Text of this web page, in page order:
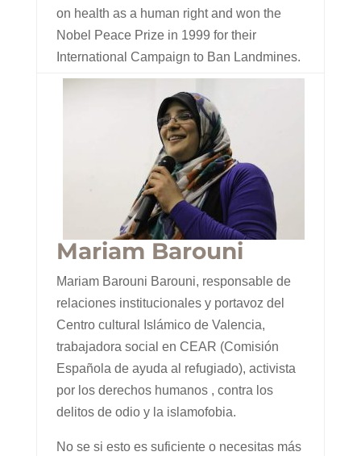
on health as a human right and won the
Nobel Peace Prize in 1999 for their
International Campaign to Ban Landmines.
Mariam Barouni
Mariam Barouni Barouni, responsable de
relaciones institucionales y portavoz del
Centro cultural Islámico de Valencia,
trabajadora social en CEAR (Comisión
Española de ayuda al refugiado), activista
por los derechos humanos , contra los
delitos de odio y la islamofobia.
No se si esto es suficiente o necesitas más